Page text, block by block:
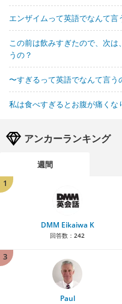
エンザイムって英語でなんて言
この前は飲みすぎたので、次
うの？
〜すぎるって英語でなんて言う
私は食べすぎるとお腹が痛くな
アンカーランキング
週間
1
DMM Eikaiwa K
回答数： 242
3
Paul